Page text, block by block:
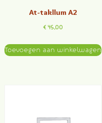
At-takllum A2
€ 45,00
Toevoegen aan winkelwagen